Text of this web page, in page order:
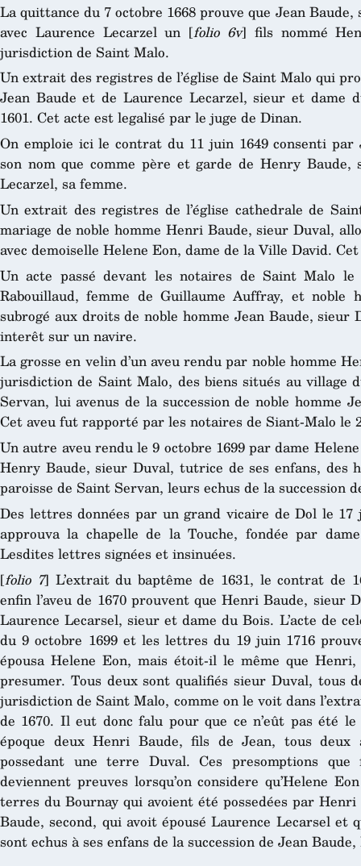
La quittance du 7 octobre 1668 prouve que Jean
avec Laurence Lecarzel un [folio 6v] fils nommé
jurisdiction de Saint Malo.
Un extrait des registres de l’église de Saint Malo qui
Jean Baude et de Laurence Lecarzel, sieur et dame
1601. Cet acte est legalisé par le juge de Dinan.
On emploie ici le contrat du 11 juin 1649 consenti
son nom que comme père et garde de Henry
Lecarzel, sa femme.
Un extrait des registres de l’église cathedrale de
mariage de noble homme Henri Baude, sieur Duval,
avec demoiselle Helene Eon, dame de la Ville David.
Un acte passé devant les notaires de Saint Malo le
Rabouillaud, femme de Guillaume Auffray, et noble
subrogé aux droits de noble homme Jean Baude, sieur
interêt sur un navire.
La grosse en velin d’un aveu rendu par noble homme
jurisdiction de Saint Malo, des biens situés au village
Servan, lui avenus de la succession de noble homme
Cet aveu fut rapporté par les notaires de Siant-Malo le
Un autre aveu rendu le 9 octobre 1699 par dame
Henry Baude, sieur Duval, tutrice de ses enfans, des
paroisse de Saint Servan, leurs echus de la succession
Des lettres données par un grand vicaire de Dol le
approuva la chapelle de la Touche, fondée par
Lesdites lettres signées et insinuées.
[folio 7] L’extrait du baptême de 1631, le contrat de
enfin l’aveu de 1670 prouvent que Henri Baude, sieur
Laurence Lecarsel, sieur et dame du Bois. L’acte de
du 9 octobre 1699 et les lettres du 19 juin 1716
épousa Helene Eon, mais étoit-il le même que
presumer. Tous deux sont qualifiés sieur Duval, tous
jurisdiction de Saint Malo, comme on le voit dans
de 1670. Il eut donc falu pour que ce n’eût pas été
époque deux Henri Baude, fils de Jean, tous
possedant une terre Duval. Ces presomptions
deviennent preuves lorsqu’on considere qu’Helene
terres du Bournay qui avoient été possedées par
Baude, second, qui avoit épousé Laurence Lecarsel et
sont echus à ses enfans de la succession de Jean